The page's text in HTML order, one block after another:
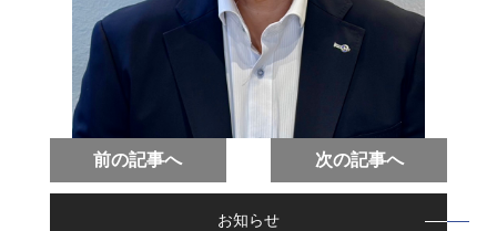
前の記事へ 次の記事へ
お知らせ